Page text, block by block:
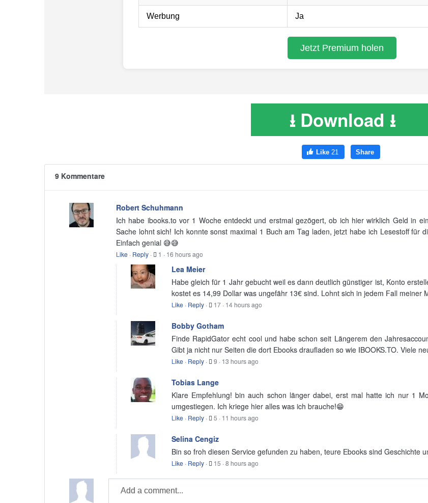
⭳ Download ⭳
9 Kommentare
Robert Schuhmann
Ich habe ibooks.to vor 1 Woche entdeckt und erstmal gezögert, ob ich hier wirklich Geld in
Sache lohnt sich! Ich konnte sonst maximal 1 Buch am Tag laden, jetzt habe ich Lesestoff für
Einfach genial 😅😅
Like · Reply · 1 · 16 hours ago
Lea Meier
Habe gleich für 1 Jahr gebucht weil es dann deutlich günstiger ist, Konto
kostet es 14,99 Dollar was ungefähr 13€ sind. Lohnt sich in jedem Fall meiner
Like · Reply · 17 · 14 hours ago
Bobby Gotham
Finde RapidGator echt cool und habe schon seit Längerem den
Gibt ja nicht nur Seiten die dort Ebooks draufladen so wie IBOOKS.TO. Viele
Like · Reply · 9 · 13 hours ago
Tobias Lange
Klare Empfehlung! bin auch schon länger dabei, erst mal hatte ich nur 1
umgestiegen. Ich kriege hier alles was ich brauche!😁
Like · Reply · 5 · 11 hours ago
Selina Cengiz
Bin so froh diesen Service gefunden zu haben, teure Ebooks sind Geschichte
Like · Reply · 15 ·8 hours ago